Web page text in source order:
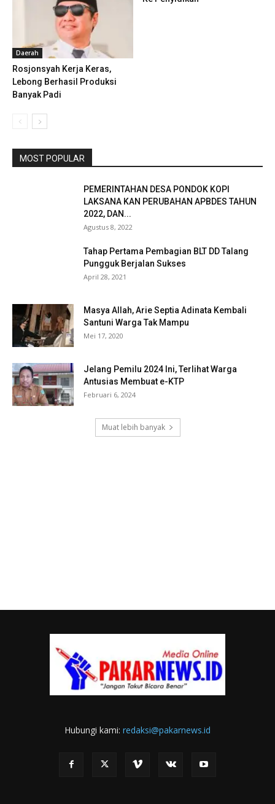
Daerah
Rosjonsyah Kerja Keras,
Lebong Berhasil Produksi
Banyak Padi
MOST POPULAR
PEMERINTAHAN DESA PONDOK KOPI
LAKSANA KAN PERUBAHAN APBDES TAHUN
2022, DAN...
Agustus 8, 2022
Tahap Pertama Pembagian BLT DD Talang
Pungguk Berjalan Sukses
April 28, 2021
Masya Allah, Arie Septia Adinata Kembali
Santuni Warga Tak Mampu
Mei 17, 2020
Jelang Pemilu 2024 Ini, Terlihat Warga
Antusias Membuat e-KTP
Februari 6, 2024
Muat lebih banyak
Hubungi kami: redaksi@pakarnews.id